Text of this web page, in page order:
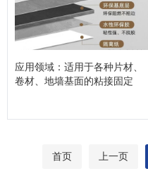
应用领域：适用于各种片材、
卷材、地墙基面的粘接固定
首页 上一页